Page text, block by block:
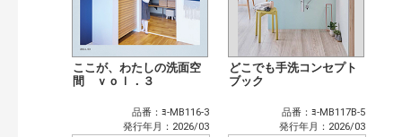
ここが、わたしの洗面空
間 ｖｏｌ．３
品番：ﾖ-MB116-3
発行年月：2026/03
どこでも手洗コンセプト
ブック
品番：ﾖ-MB117B-5
発行年月：2026/03